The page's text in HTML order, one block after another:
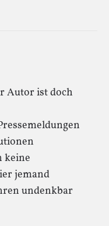
Autor ist doch
keine
jemand
undenkbar